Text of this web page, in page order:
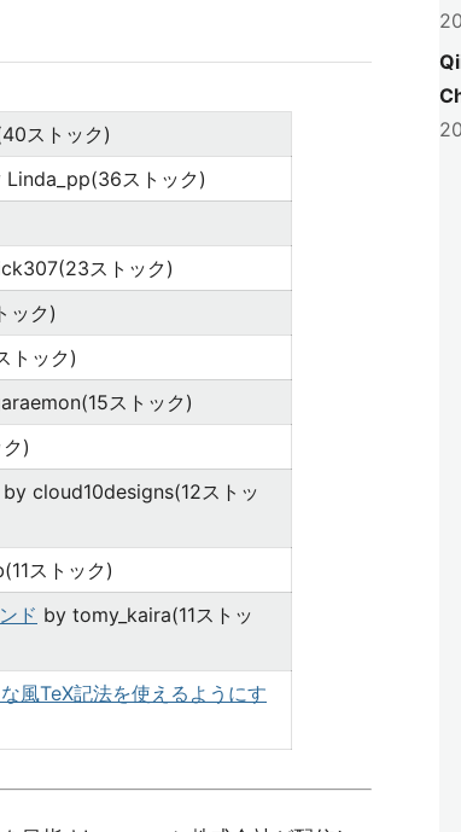
ストック)
Linda_pp(36ストック)
ストック)
ック)
トック)
ストック)
)
by cloud10designs(12ストッ
ストック)
ド by tomy_kaira(11ストッ
風TeX記法を使えるようにす
く